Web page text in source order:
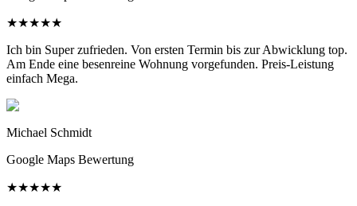
★★★★★
Ich bin Super zufrieden. Von ersten Termin bis zur Abwicklung top.
Am Ende eine besenreine Wohnung vorgefunden. Preis-Leistung
einfach Mega.
Michael Schmidt
Google Maps Bewertung
★★★★★